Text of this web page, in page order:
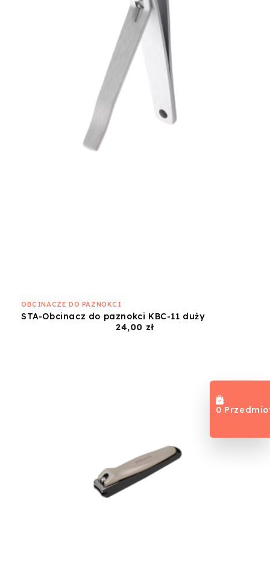
0
OBCINACZE DO PAZNOKCI
STA-Obcinacz do paznokci KBC-11 duży
24,00 złCena